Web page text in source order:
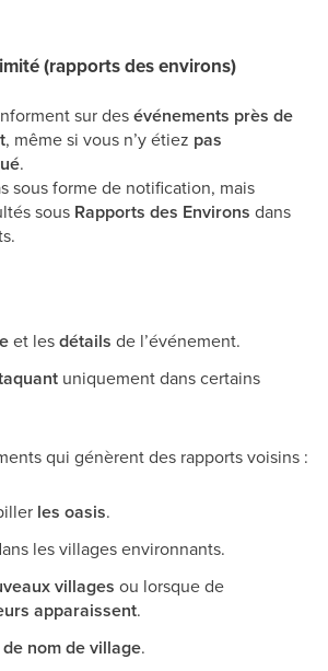
(rapports des environs)
sur desévénements près de
, même si vous n’y étiez pas
.
sous forme de notification, mais
sous Rapports des Environs dans
et lesdétails de l’événement.
uniquement dans certains
qui génèrent des rapports voisins :
les oasis.
les villages environnants.
villages ou lorsque de
apparaissent.
nom de village.